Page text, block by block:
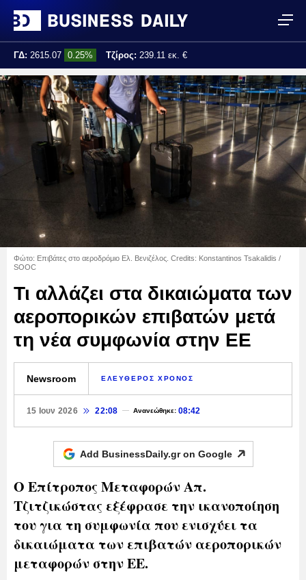
ΓΔ: 2615.07 0.25% Τζίρος: 239.11 εκ. €
Τελ. ενημέρωση: 17:25:01
Φώτο: Επιβάτες στο αεροδρόμιο Ελ. Βενιζέλος. Credits: Konstantinos Tsakalidis /
SOOC
Τι αλλάζει στα δικαιώματα των
αεροπορικών επιβατών μετά
τη νέα συμφωνία στην ΕΕ
Newsroom ΕΛΕΥΘΕΡΟΣ ΧΡΟΝΟΣ
15 Ιουν 2026 22:08 Ανανεώθηκε:08:42
Add BusinessDaily.gr on Google
Ο Επίτροπος Μεταφορών Απ.
Τζιτζικώστας εξέφρασε την ικανοποίηση
του για τη συμφωνία που ενισχύει τα
δικαιώματα των επιβατών αεροπορικών
μεταφορών στην ΕΕ.